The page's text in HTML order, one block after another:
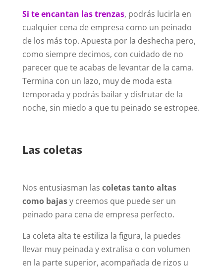
Si te encantan las trenzas, podrás lucirla en
cualquier cena de empresa como un peinado
de los más top. Apuesta por la deshecha pero,
como siempre decimos, con cuidado de no
parecer que te acabas de levantar de la cama.
Termina con un lazo, muy de moda esta
temporada y podrás bailar y disfrutar de la
noche, sin miedo a que tu peinado se estropee.
Las coletas
Nos entusiasman las coletas tanto altas
como bajasy creemos que puede ser un
peinado para cena de empresa perfecto.
La coleta alta te estiliza la figura, la puedes
llevar muy peinada y extralisa o con volumen
en la parte superior, acompañada de rizos u